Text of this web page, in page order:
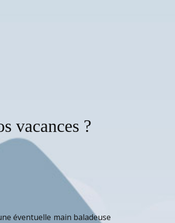
vacances ?
éventuelle main baladeuse